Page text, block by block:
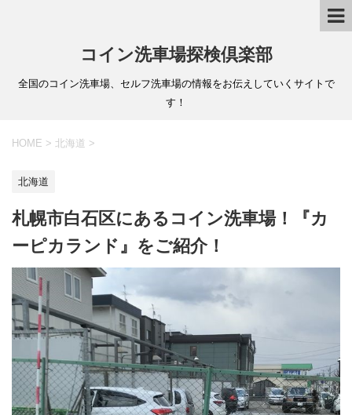
コイン洗車場探検倶楽部
全国のコイン洗車場、セルフ洗車場の情報をお伝えしていくサイトで
す！
HOME > 北海道 >
北海道
札幌市白石区にあるコイン洗車場！『カ
ーピカランド』をご紹介！